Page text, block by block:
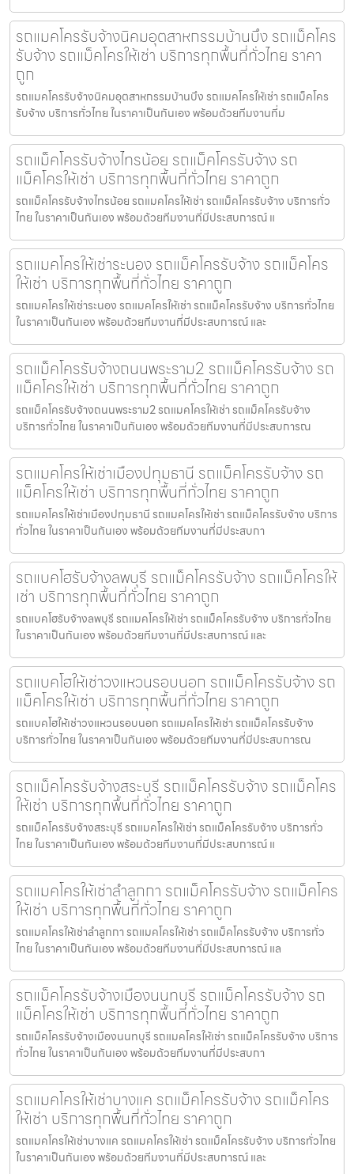
รถแมคโครรับจ้างนิคมอุตสาหกรรมบ้านบึง รถแม็คโคร
รับจ้าง รถแม็คโครให้เช่า บริการทุกพื้นที่ทั่วไทย ราคา
ถูก
รถแมคโครรับจ้างนิคมอุตสาหกรรมบ้านบึง รถแมคโครให้เช่า รถแม็คโคร
รับจ้าง บริการทั่วไทย ในราคาเป็นกันเอง พร้อมด้วยทีมงานที่ม
รถแม็คโครรับจ้างไทรน้อย รถแม็คโครรับจ้าง รถ
แม็คโครให้เช่า บริการทุกพื้นที่ทั่วไทย ราคาถูก
รถแม็คโครรับจ้างไทรน้อย รถแมคโครให้เช่า รถแม็คโครรับจ้าง บริการทั่ว
ไทย ในราคาเป็นกันเอง พร้อมด้วยทีมงานที่มีประสบการณ์ แ
รถแมคโครให้เช่าระนอง รถแม็คโครรับจ้าง รถแม็คโคร
ให้เช่า บริการทุกพื้นที่ทั่วไทย ราคาถูก
รถแมคโครให้เช่าระนอง รถแมคโครให้เช่า รถแม็คโครรับจ้าง บริการทั่วไทย
ในราคาเป็นกันเอง พร้อมด้วยทีมงานที่มีประสบการณ์ และ
รถแม็คโครรับจ้างถนนพระราม2 รถแม็คโครรับจ้าง รถ
แม็คโครให้เช่า บริการทุกพื้นที่ทั่วไทย ราคาถูก
รถแม็คโครรับจ้างถนนพระราม2 รถแมคโครให้เช่า รถแม็คโครรับจ้าง
บริการทั่วไทย ในราคาเป็นกันเอง พร้อมด้วยทีมงานที่มีประสบการณ
รถแมคโครให้เช่าเมืองปทุมธานี รถแม็คโครรับจ้าง รถ
แม็คโครให้เช่า บริการทุกพื้นที่ทั่วไทย ราคาถูก
รถแมคโครให้เช่าเมืองปทุมธานี รถแมคโครให้เช่า รถแม็คโครรับจ้าง บริการ
ทั่วไทย ในราคาเป็นกันเอง พร้อมด้วยทีมงานที่มีประสบกา
รถแบคโฮรับจ้างลพบุรี รถแม็คโครรับจ้าง รถแม็คโครให้
เช่า บริการทุกพื้นที่ทั่วไทย ราคาถูก
รถแบคโฮรับจ้างลพบุรี รถแมคโครให้เช่า รถแม็คโครรับจ้าง บริการทั่วไทย
ในราคาเป็นกันเอง พร้อมด้วยทีมงานที่มีประสบการณ์ และ
รถแบคโฮให้เช่าวงแหวนรอบนอก รถแม็คโครรับจ้าง รถ
แม็คโครให้เช่า บริการทุกพื้นที่ทั่วไทย ราคาถูก
รถแบคโฮให้เช่าวงแหวนรอบนอก รถแมคโครให้เช่า รถแม็คโครรับจ้าง
บริการทั่วไทย ในราคาเป็นกันเอง พร้อมด้วยทีมงานที่มีประสบการณ
รถแม็คโครรับจ้างสระบุรี รถแม็คโครรับจ้าง รถแม็คโคร
ให้เช่า บริการทุกพื้นที่ทั่วไทย ราคาถูก
รถแม็คโครรับจ้างสระบุรี รถแมคโครให้เช่า รถแม็คโครรับจ้าง บริการทั่ว
ไทย ในราคาเป็นกันเอง พร้อมด้วยทีมงานที่มีประสบการณ์ แ
รถแมคโครให้เช่าลำลูกกา รถแม็คโครรับจ้าง รถแม็คโคร
ให้เช่า บริการทุกพื้นที่ทั่วไทย ราคาถูก
รถแมคโครให้เช่าลำลูกกา รถแมคโครให้เช่า รถแม็คโครรับจ้าง บริการทั่ว
ไทย ในราคาเป็นกันเอง พร้อมด้วยทีมงานที่มีประสบการณ์ แล
รถแม็คโครรับจ้างเมืองนนทบุรี รถแม็คโครรับจ้าง รถ
แม็คโครให้เช่า บริการทุกพื้นที่ทั่วไทย ราคาถูก
รถแม็คโครรับจ้างเมืองนนทบุรี รถแมคโครให้เช่า รถแม็คโครรับจ้าง บริการ
ทั่วไทย ในราคาเป็นกันเอง พร้อมด้วยทีมงานที่มีประสบกา
รถแมคโครให้เช่าบางแค รถแม็คโครรับจ้าง รถแม็คโคร
ให้เช่า บริการทุกพื้นที่ทั่วไทย ราคาถูก
รถแมคโครให้เช่าบางแค รถแมคโครให้เช่า รถแม็คโครรับจ้าง บริการทั่วไทย
ในราคาเป็นกันเอง พร้อมด้วยทีมงานที่มีประสบการณ์ และ